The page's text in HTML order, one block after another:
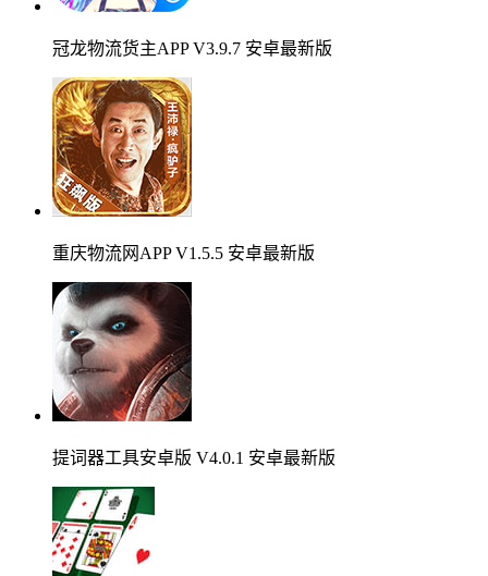
冠龙物流货主APP V3.9.7 安卓最新版
重庆物流网APP V1.5.5 安卓最新版
提词器工具安卓版 V4.0.1 安卓最新版